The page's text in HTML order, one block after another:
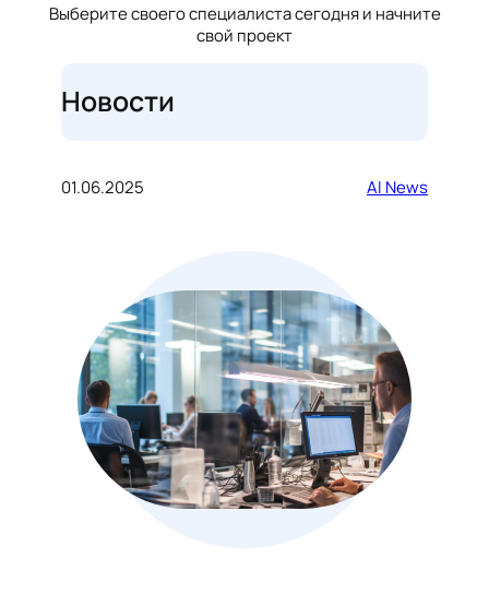
Выберите своего специалиста сегодня и начните
свой проект
Новости
01.06.2025 AI News